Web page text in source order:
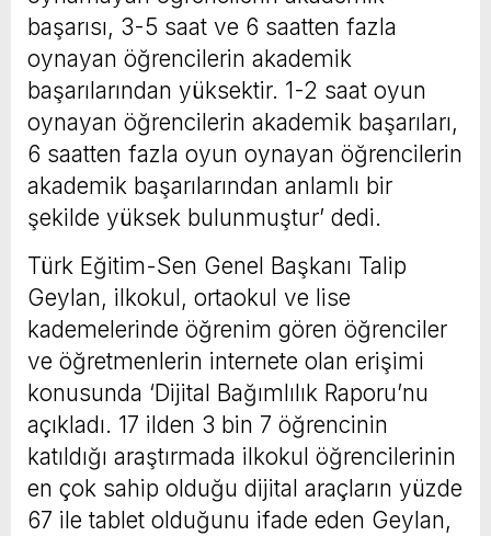
başarısı, 3-5 saat ve 6 saatten fazla
oynayan öğrencilerin akademik
başarılarından yüksektir. 1-2 saat oyun
oynayan öğrencilerin akademik başarıları,
6 saatten fazla oyun oynayan öğrencilerin
akademik başarılarından anlamlı bir
şekilde yüksek bulunmuştur’ dedi.
Türk Eğitim-Sen Genel Başkanı Talip
Geylan, ilkokul, ortaokul ve lise
kademelerinde öğrenim gören öğrenciler
ve öğretmenlerin internete olan erişimi
konusunda ‘Dijital Bağımlılık Raporu’nu
açıkladı. 17 ilden 3 bin 7 öğrencinin
katıldığı araştırmada ilkokul öğrencilerinin
en çok sahip olduğu dijital araçların yüzde
67 ile tablet olduğunu ifade eden Geylan,